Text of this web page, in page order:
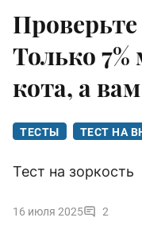
Проверьте
Только
кота, а
ТЕСТЫ ТЕСТ НА
Тест на зоркость
16 июля 2025 2